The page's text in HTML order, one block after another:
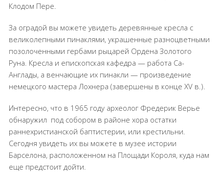
Клодом Пере.
За оградой вы можете увидеть деревянные кресла с
великолепными пинаклями, украшенные разноцветными
позолоченными гербами рыцарей Ордена Золотого
Руна. Кресла и епископская кафедра — работа Са-
Англады, а венчающие их пинакли — произведение
немецкого мастера Лохнера (завершены в конце XV в.).
Интересно, что в 1965 году археолог Фредерик Верье
обнаружил под собором в районе хора остатки
раннехристианской баптистерии, или крестильни.
Сегодня увидеть их вы можете в музее истории
Барселона, расположенном на Площади Короля, куда нам
еще предстоит дойти.